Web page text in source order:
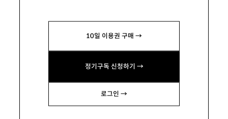
10일 이용권 구매 →
정기구독 신청하기 →
로그인 →
퇴행